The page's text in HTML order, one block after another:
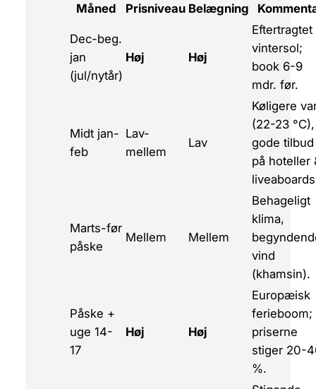
Måned Prisniveau Belægning
Dec-beg.
jan
(jul/nytår)
Høj Høj
Eftertragtet
vinter­sol;
book 6-9
mdr. før.
Midt jan-
feb
Lav-
mellem
Lav
Køligere
(22-23 °C),
gode tilbud
på hoteller
Marts-før
påske
Mellem Mellem
Behageligt
klima,
vind
(khamsin).
Påske +
uge 14-
17
Høj Høj
Europæisk
ferie­boom;
priserne
stiger 20-
%.